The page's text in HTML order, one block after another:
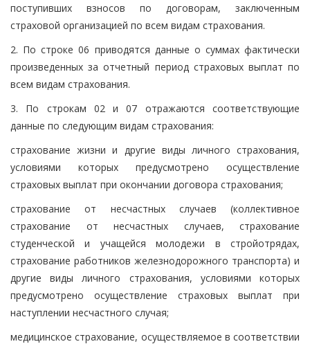
поступивших взносов по договорам, заключенным
страховой организацией по всем видам страхования.
2. По строке 06 приводятся данные о суммах фактически
произведенных за отчетный период страховых выплат по
всем видам страхования.
3. По строкам 02 и 07 отражаются соответствующие
данные по следующим видам страхования:
страхование жизни и другие виды личного страхования,
условиями которых предусмотрено осуществление
страховых выплат при окончании договора страхования;
страхование от несчастных случаев (коллективное
страхование от несчастных случаев, страхование
студенческой и учащейся молодежи в стройотрядах,
страхование работников железнодорожного транспорта) и
другие виды личного страхования, условиями которых
предусмотрено осуществление страховых выплат при
наступлении несчастного случая;
медицинское страхование, осуществляемое в соответствии